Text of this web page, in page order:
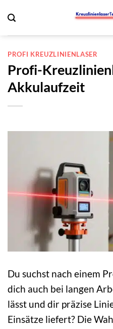
Inhalt
springen
PROFI KREUZLINIENLASER
Profi-
Akkulaufzeit
Du suchst nach einem
dich auch bei langen
lässt und dir präzise
Einsätze liefert? Die